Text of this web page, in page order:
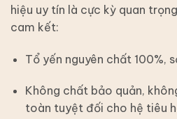
hiệu uy tín là cực kỳ quan
cam kết:
Tổ yến nguyên chất 100%,
Không chất bảo quản,
toàn tuyệt đối cho hệ tiêu